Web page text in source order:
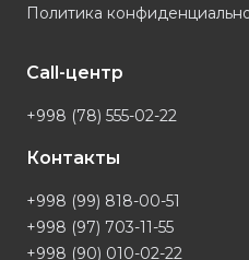
Политика
Call-центр
+998 (78) 555-02-22
Контакты
+998 (99) 818-00-51
+998 (97) 703-11-55
+998 (90) 010-02-22